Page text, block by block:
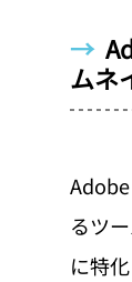
→
ムネ
るツ
に特